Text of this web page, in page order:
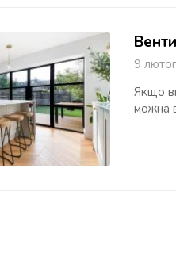
9
Якщо
можна